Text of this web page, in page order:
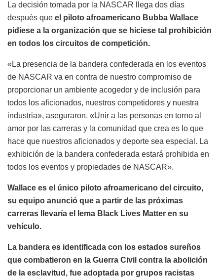
La decisión tomada por la NASCAR llega dos días
después que el piloto afroamericano Bubba Wallace
pidiese a la organización que se hiciese tal prohibición
en todos los circuitos de competición.
«La presencia de la bandera confederada en los eventos
de NASCAR va en contra de nuestro compromiso de
proporcionar un ambiente acogedor y de inclusión para
todos los aficionados, nuestros competidores y nuestra
industria», aseguraron. «Unir a las personas en torno al
amor por las carreras y la comunidad que crea es lo que
hace que nuestros aficionados y deporte sea especial. La
exhibición de la bandera confederada estará prohibida en
todos los eventos y propiedades de NASCAR».
Wallace es el único piloto afroamericano del circuito,
su equipo anunció que a partir de las próximas
carreras llevaría el lema Black Lives Matter en su
vehículo.
La bandera es identificada con los estados sureños
que combatieron en la Guerra Civil contra la abolición
de la esclavitud, fue adoptada por grupos racistas